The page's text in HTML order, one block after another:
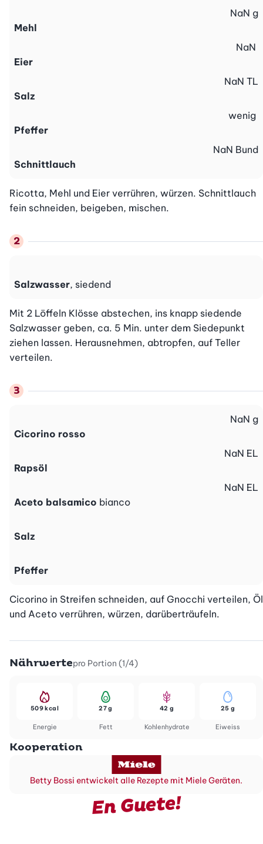
Mehl
NaN g
Eier
NaN
Salz
NaN TL
Pfeffer
wenig
Schnittlauch
NaN Bund
Ricotta, Mehl und Eier verrühren, würzen. Schnittlauch
fein schneiden, beigeben, mischen.
Salzwasser, siedend
Mit 2 Löffeln Klösse abstechen, ins knapp siedende
Salzwasser geben, ca. 5 Min. unter dem Siedepunkt
ziehen lassen. Herausnehmen, abtropfen, auf Teller
verteilen.
Cicorino rosso
NaN g
Rapsöl
NaN EL
Aceto balsamico bianco
NaN EL
Salz
Pfeffer
Cicorino in Streifen schneiden, auf Gnocchi verteilen, Öl
und Aceto verrühren, würzen, darüberträufeln.
Nährwertepro Portion (1/4)
Energie
509 kcal
Fett
27 g
Kohlenhydrate
42 g
Eiweiss
25 g
Kooperation
Betty Bossi entwickelt alle Rezepte mit Miele Geräten.
En Guete!